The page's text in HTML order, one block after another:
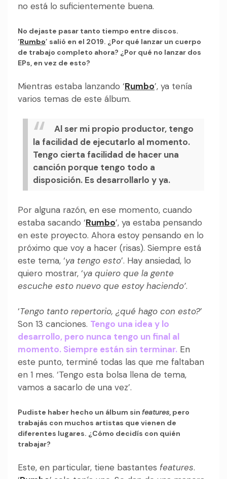
no está lo suficientemente buena.
No dejaste pasar tanto tiempo entre discos.
‘Rumbo’ salió en el 2019. ¿Por qué lanzar un cuerpo
de trabajo completo ahora? ¿Por qué no lanzar dos
EPs, en vez de esto?
Mientras estaba lanzando ‘Rumbo’, ya tenía
varios temas de este álbum.
Al ser mi propio productor, tengo
la facilidad de ejecutarlo al momento.
Tengo cierta facilidad de hacer una
canción porque tengo todo a
disposición. Es desarrollarlo y ya.
Por alguna razón, en ese momento, cuando
estaba sacando ‘Rumbo’, ya estaba pensando
en este proyecto. Ahora estoy pensando en lo
próximo que voy a hacer (risas). Siempre está
este tema, ‘ya tengo esto’. Hay ansiedad, lo
quiero mostrar, ‘ya quiero que la gente
escuche esto nuevo que estoy haciendo’.
‘Tengo tanto repertorio, ¿qué hago con esto?’
Son 13 canciones. Tengo una idea y lo
desarrollo, pero nunca tengo un final al
momento. Siempre están sin terminar. En
este punto, terminé todas las que me faltaban
en 1 mes. ‘Tengo esta bolsa llena de tema,
vamos a sacarlo de una vez’.
Pudiste haber hecho un álbum sin features , pero
trabajás con muchos artistas que vienen de
diferentes lugares. ¿Cómo decidís con quién
trabajar?
Este, en particular, tiene bastantes features.